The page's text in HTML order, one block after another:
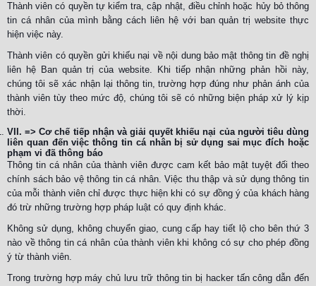
Thành viên có quyền tự kiểm tra, cập nhật, điều chỉnh hoặc hủy bỏ thông
tin cá nhân của mình bằng cách liên hệ với ban quản trị website thực
hiện việc này.
Thành viên có quyền gửi khiếu nại về nội dung bảo mật thông tin đề nghị
liên hệ Ban quản trị của website. Khi tiếp nhận những phản hồi này,
chúng tôi sẽ xác nhận lại thông tin, trường hợp đúng như phản ánh của
thành viên tùy theo mức độ, chúng tôi sẽ có những biện pháp xử lý kịp
thời.
VII. => Cơ chế tiếp nhận và giải quyết khiếu nại của người tiêu dùng
liên quan đến việc thông tin cá nhân bị sử dụng sai mục đích hoặc
phạm vi đã thông báo
Thông tin cá nhân của thành viên được cam kết bảo mật tuyệt đối theo
chính sách bảo vệ thông tin cá nhân. Việc thu thập và sử dụng thông tin
của mỗi thành viên chỉ được thực hiện khi có sự đồng ý của khách hàng
đó trừ những trường hợp pháp luật có quy định khác.
Không sử dụng, không chuyển giao, cung cấp hay tiết lộ cho bên thứ 3
nào về thông tin cá nhân của thành viên khi không có sự cho phép đồng
ý từ thành viên.
Trong trường hợp máy chủ lưu trữ thông tin bị hacker tấn công dẫn đến